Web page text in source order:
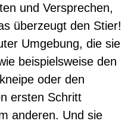
und Versprechen,
überzeugt den Stier!
Umgebung, die sie
beispielsweise den
oder den
ersten Schritt
anderen. Und sie